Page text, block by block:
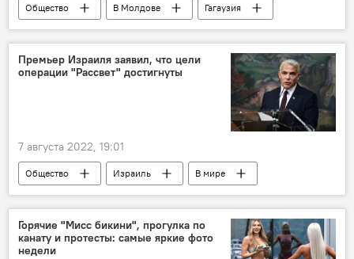
Общество В Молдове Гагаузия
Премьер Израиля заявил, что цели
операции "Рассвет" достигнуты
7 августа 2022, 19:01
Общество Израиль В мире
Горячие "Мисс бикини", прогулка по
канату и протесты: самые яркие фото
недели